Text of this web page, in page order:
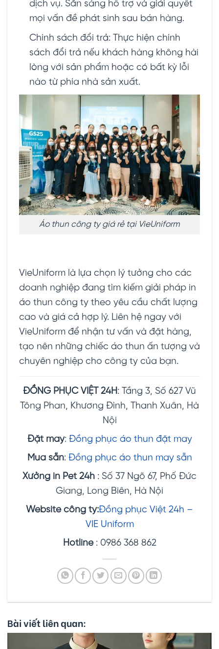
dịch vụ. Sẵn sàng hỗ trợ và giải quyết
mọi vấn đề phát sinh sau bán hàng.
Chính sách đổi trả: Thực hiện chính
sách đổi trả nếu khách hàng không hài
lòng với sản phẩm hoặc có bất kỳ lỗi
nào từ phía nhà sản xuất.
Áo thun công ty giá rẻ tại VieUniform
VieUniform là lựa chọn lý tưởng cho các
doanh nghiệp đang tìm kiếm giải pháp in
áo thun công ty theo yêu cầu chất lượng
cao và giá cả hợp lý. Liên hệ ngay với
VieUniform để nhận tư vấn và đặt hàng,
tạo nên những chiếc áo thun ấn tượng và
chuyên nghiệp cho công ty của bạn.
ĐỒNG PHỤC VIỆT 24H: Tầng 3, Số 627 Vũ
Tông Phan, Khương Đình, Thanh Xuân, Hà
Nội
Đặt may: Đồng phục áo thun đặt may
Mua sẵn: Đồng phục áo thun may sẵn
Xưởng in Pet 24h : Số 37 Ngõ 67, Phố Đức
Giang, Long Biên, Hà Nội
Websitecông ty:Đồng phục Việt 24h –
VIE Uniform
Hotline: 0986 368 862
Bài viết liên quan: